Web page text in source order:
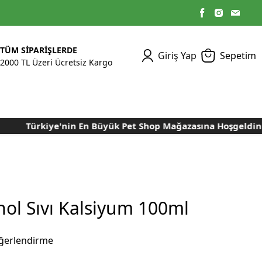
TÜM SİPARİŞLERDE
2000 TL Üzeri Ücretsiz Kargo
Giriş Yap Sepetim
Kümes Ekipmanları
Makineleri
Nem Alma Makineleri
Nem ve Isı Ölçer
Kuluçka Malzemeleri
Kedi Yaş Mamaları
Bakım Sağlık
Tasmalar
Bakım Sağlık
Tavşan Yemleri
Türkiye'nin En Büyük Pet Shop Mağazasına Hoşgeldiniz..
Sıvı Kalsiyum 100ml